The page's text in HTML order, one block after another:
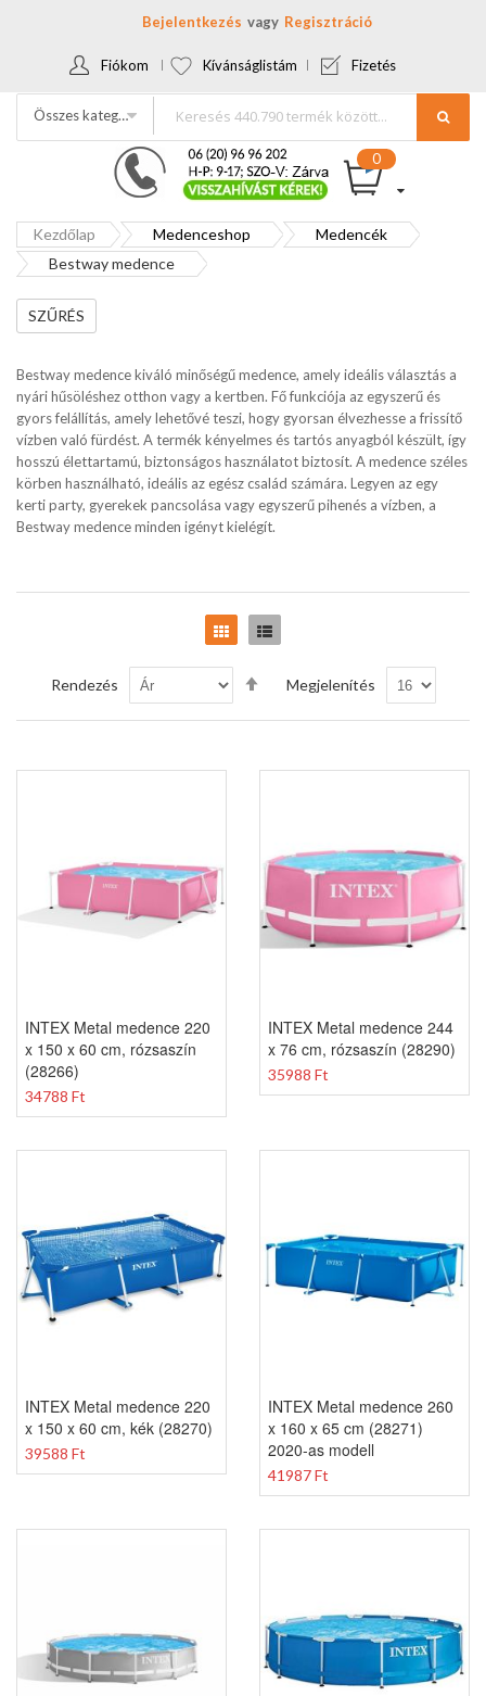
Bejelentkezés Regisztráció
Fiókom Kívánságlistám Fizetés
Összes kategória
Kezdőlap Medenceshop
Medencék
Bestway medence
Bestway medence kiváló minőségű medence, amely ideális választás a
nyári hűsöléshez otthon vagy a kertben. Fő funkciója az egyszerű és
gyors felállítás, amely lehetővé teszi, hogy gyorsan élvezhesse a frissítő
vízben való fürdést. A termék kényelmes és tartós anyagból készült, így
hosszú élettartamú, biztonságos használatot biztosít. A medence széles
körben használható, ideális az egész család számára. Legyen az egy
kerti party, gyerekek pancsolása vagy egyszerű pihenés a vízben, a
Bestway medence minden igényt kielégít.
Rács Lista
Rendezés
Csökkenő
sorrendbe
Megjelenítés
INTEX Metal medence 220
x 150 x 60 cm, rózsaszín
(28266)
34788 Ft
INTEX Metal medence 244
x 76 cm, rózsaszín (28290)
35988 Ft
INTEX Metal medence 220
x 150 x 60 cm, kék (28270)
39588 Ft
INTEX Metal medence 260
x 160 x 65 cm (28271)
2020-as modell
41987 Ft
SZŰRÉS